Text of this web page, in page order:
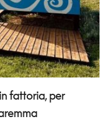
fattoria, per